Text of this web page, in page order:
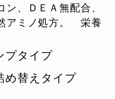
、ＤＥＡ無配合、
アミノ処方。 栄養
タイプ
替えタイプ